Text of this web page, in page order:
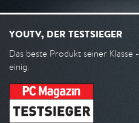
YOUTV, DER TESTSIEGER
Das beste Produkt seiner Klasse -
einig.